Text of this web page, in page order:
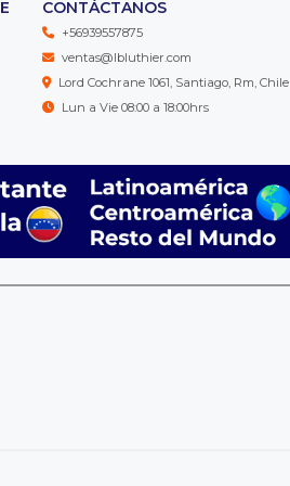
CONTÁCTANOS
+56939557875
ventas@lbluthier.com
Lord Cochrane 1061, Santiago, Rm, Chile
Lun a Vie 08:00 a 18:00hrs